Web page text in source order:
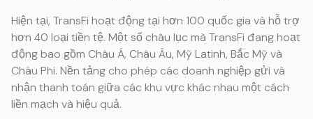
Hiện tại, TransFi hoạt động tại hơn 100 quốc gia và hỗ trợ
hơn 40 loại tiền tệ. Một số châu lục mà TransFi đang hoạt
động bao gồm Châu Á, Châu Âu, Mỹ Latinh, Bắc Mỹ và
Châu Phi. Nền tảng cho phép các doanh nghiệp gửi và
nhận thanh toán giữa các khu vực khác nhau một cách
liền mạch và hiệu quả.